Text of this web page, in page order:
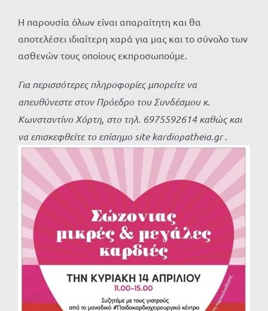
Η παρουσία όλων είναι απαραίτητη και θα
αποτελέσει ιδιαίτερη χαρά για μας και το σύνολο των
ασθενών τους οποίους εκπροσωπούμε.
Για περισσότερες πληροφορίες μπορείτε να
απευθύνεστε στον Πρόεδρο του Συνδέσμου κ.
Κωνσταντίνο Χόρτη, στο τηλ. 6975592614 καθώς και
να επισκεφθείτε το επίσημο site kardiopatheia.gr .